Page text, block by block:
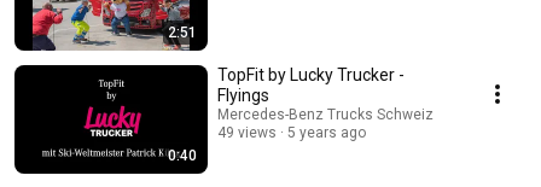
2:51
0:40
TopFit by Lucky Trucker -
Flyings
Mercedes-Benz Trucks Schweiz
49 views
5 years ago